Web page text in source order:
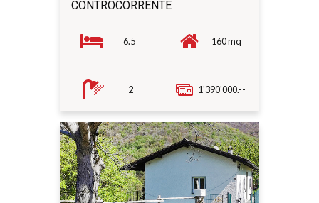
CONTROCORRENTE
1'390'000.--
6.5 160 mq
2